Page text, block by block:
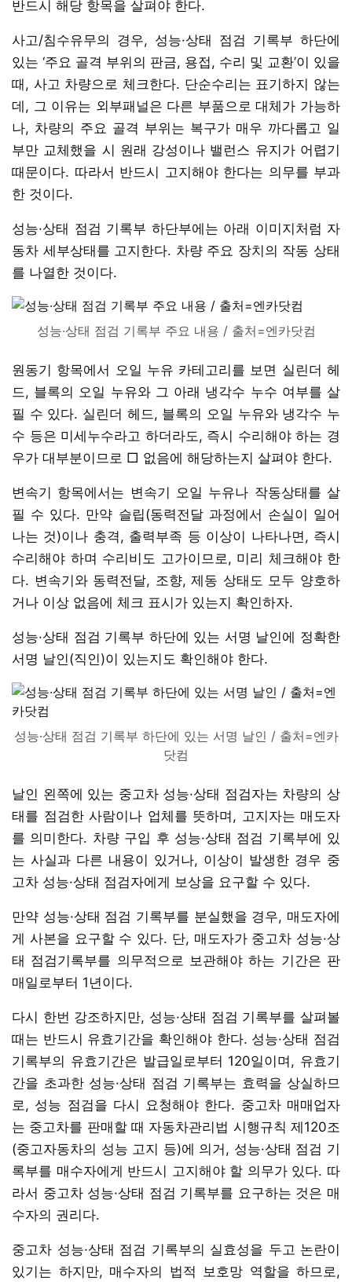
반드시 해당 항목을 살펴야 한다.
사고/침수유무의 경우, 성능·상태 점검 기록부 하단에
있는 ‘주요 골격 부위의 판금, 용접, 수리 및 교환’이 있을
때, 사고 차량으로 체크한다. 단순수리는 표기하지 않는
데, 그 이유는 외부패널은 다른 부품으로 대체가 가능하
나, 차량의 주요 골격 부위는 복구가 매우 까다롭고 일
부만 교체했을 시 원래 강성이나 밸런스 유지가 어렵기
때문이다. 따라서 반드시 고지해야 한다는 의무를 부과
한 것이다.
성능·상태 점검 기록부 하단부에는 아래 이미지처럼 자
동차 세부상태를 고지한다. 차량 주요 장치의 작동 상태
를 나열한 것이다.
성능·상태 점검 기록부 주요 내용 / 출처=엔카닷컴
원동기 항목에서 오일 누유 카테고리를 보면 실린더 헤
드, 블록의 오일 누유와 그 아래 냉각수 누수 여부를 살
필 수 있다. 실린더 헤드, 블록의 오일 누유와 냉각수 누
수 등은 미세누수라고 하더라도, 즉시 수리해야 하는 경
우가 대부분이므로 □ 없음에 해당하는지 살펴야 한다.
변속기 항목에서는 변속기 오일 누유나 작동상태를 살
필 수 있다. 만약 슬립(동력전달 과정에서 손실이 일어
나는 것)이나 충격, 출력부족 등 이상이 나타나면, 즉시
수리해야 하며 수리비도 고가이므로, 미리 체크해야 한
다. 변속기와 동력전달, 조향, 제동 상태도 모두 양호하
거나 이상 없음에 체크 표시가 있는지 확인하자.
성능·상태 점검 기록부 하단에 있는 서명 날인에 정확한
서명 날인(직인)이 있는지도 확인해야 한다.
성능·상태 점검 기록부 하단에 있는 서명 날인 / 출처=엔카
닷컴
날인 왼쪽에 있는 중고차 성능·상태 점검자는 차량의 상
태를 점검한 사람이나 업체를 뜻하며, 고지자는 매도자
를 의미한다. 차량 구입 후 성능·상태 점검 기록부에 있
는 사실과 다른 내용이 있거나, 이상이 발생한 경우 중
고차 성능·상태 점검자에게 보상을 요구할 수 있다.
만약 성능·상태 점검 기록부를 분실했을 경우, 매도자에
게 사본을 요구할 수 있다. 단, 매도자가 중고차 성능·상
태 점검기록부를 의무적으로 보관해야 하는 기간은 판
매일로부터 1년이다.
다시 한번 강조하지만, 성능·상태 점검 기록부를 살펴볼
때는 반드시 유효기간을 확인해야 한다. 성능·상태 점검
기록부의 유효기간은 발급일로부터 120일이며, 유효기
간을 초과한 성능·상태 점검 기록부는 효력을 상실하므
로, 성능 점검을 다시 요청해야 한다. 중고차 매매업자
는 중고차를 판매할 때 자동차관리법 시행규칙 제120조
(중고자동차의 성능 고지 등)에 의거, 성능·상태 점검 기
록부를 매수자에게 반드시 고지해야 할 의무가 있다. 따
라서 중고차 성능·상태 점검 기록부를 요구하는 것은 매
수자의 권리다.
중고차 성능·상태 점검 기록부의 실효성을 두고 논란이
있기는 하지만, 매수자의 법적 보호망 역할을 하므로,